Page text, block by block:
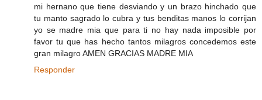
mi hernano que tiene desviando y un brazo hinchado que
tu manto sagrado lo cubra y tus benditas manos lo corrijan
yo se madre mia que para ti no hay nada imposible por
favor tu que has hecho tantos milagros concedemos este
gran milagro AMEN GRACIAS MADRE MIA
Responder